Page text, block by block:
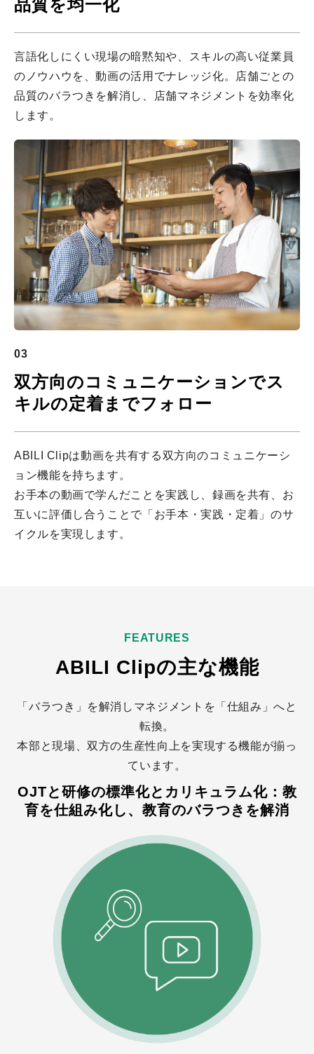
品質を均一化
言語化しにくい現場の暗黙知や、スキルの高い従業員
のノウハウを、動画の活用でナレッジ化。店舗ごとの
品質のバラつきを解消し、店舗マネジメントを効率化
します。
03
双方向のコミュニケーションでス
キルの定着までフォロー
ABILI Clipは動画を共有する双方向のコミュニケーシ
ョン機能を持ちます。
お手本の動画で学んだことを実践し、録画を共有、お
互いに評価し合うことで「お手本・実践・定着」のサ
イクルを実現します。
FEATURES
ABILI Clipの主な機能
「バラつき」を解消しマネジメントを「仕組み」へと
転換。
本部と現場、双方の生産性向上を実現する機能が揃っ
ています。
OJTと研修の標準化とカリキュラム化：教
育を仕組み化し、教育のバラつきを解消